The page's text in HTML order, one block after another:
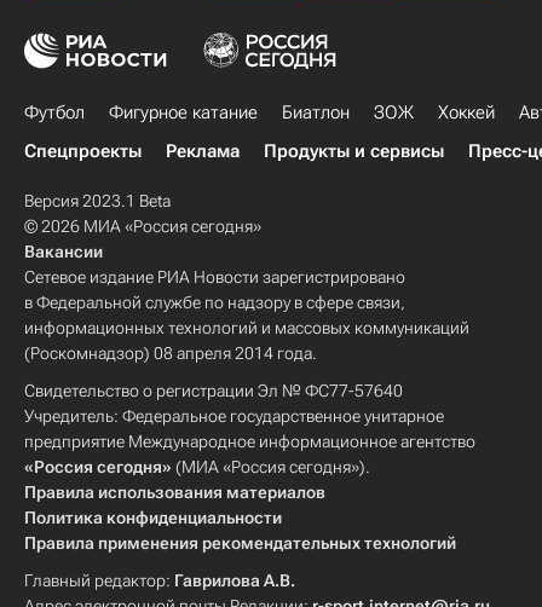
Футбол Фигурное катание Биатлон ЗОЖ Хоккей
Спецпроекты
Реклама Продукты и сервисы Пресс-
Версия 2023.1 Beta
© 2026 МИА «Россия сегодня»
Вакансии
Сетевое издание РИА Новости зарегистрировано
в Федеральной службе по надзору в сфере связи,
информационных технологий и массовых коммуникаций
(Роскомнадзор) 08 апреля 2014 года.
Свидетельство о регистрации Эл № ФС77-57640
Учредитель: Федеральное государственное унитарное
предприятие Международное информационное агентство
«Россия сегодня» (МИА «Россия сегодня»).
Правила использования материалов
Политика конфиденциальности
Правила применения рекомендательных технологий
Главный редактор: Гаврилова А.В.